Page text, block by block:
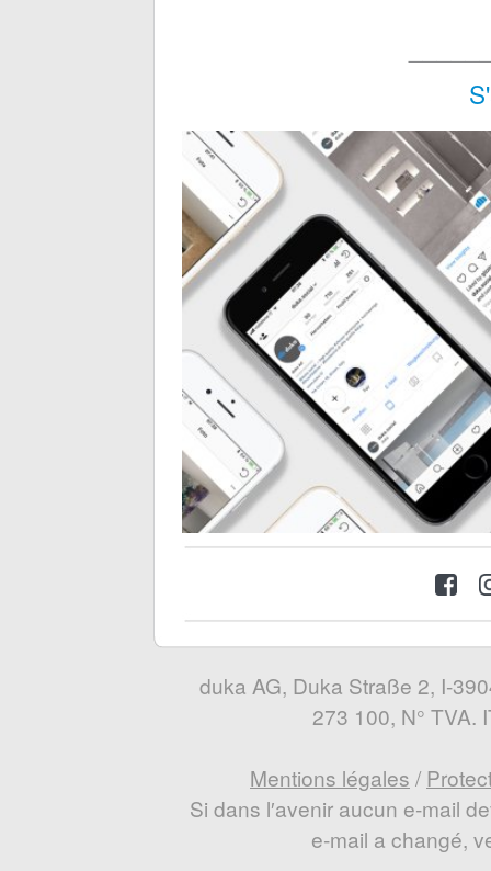
duka AG, Duka Straße 2, I-
273 100, N°
Mentions légales /
Si dans l′avenir aucun e-mail
e-mail a changé,